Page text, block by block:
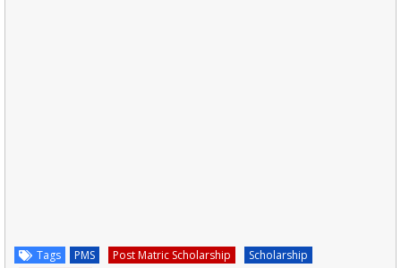
Tags PMS Post Matric Scholarship
Scholarship